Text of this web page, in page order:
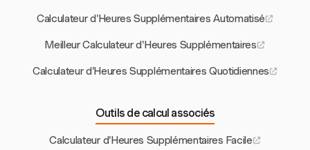
Calculateur d'Heures Supplémentaires Automatisé
Meilleur Calculateur d'Heures Supplémentaires
Calculateur d'Heures Supplémentaires Quotidiennes
Outils de calcul associés
Calculateur d'Heures Supplémentaires Facile